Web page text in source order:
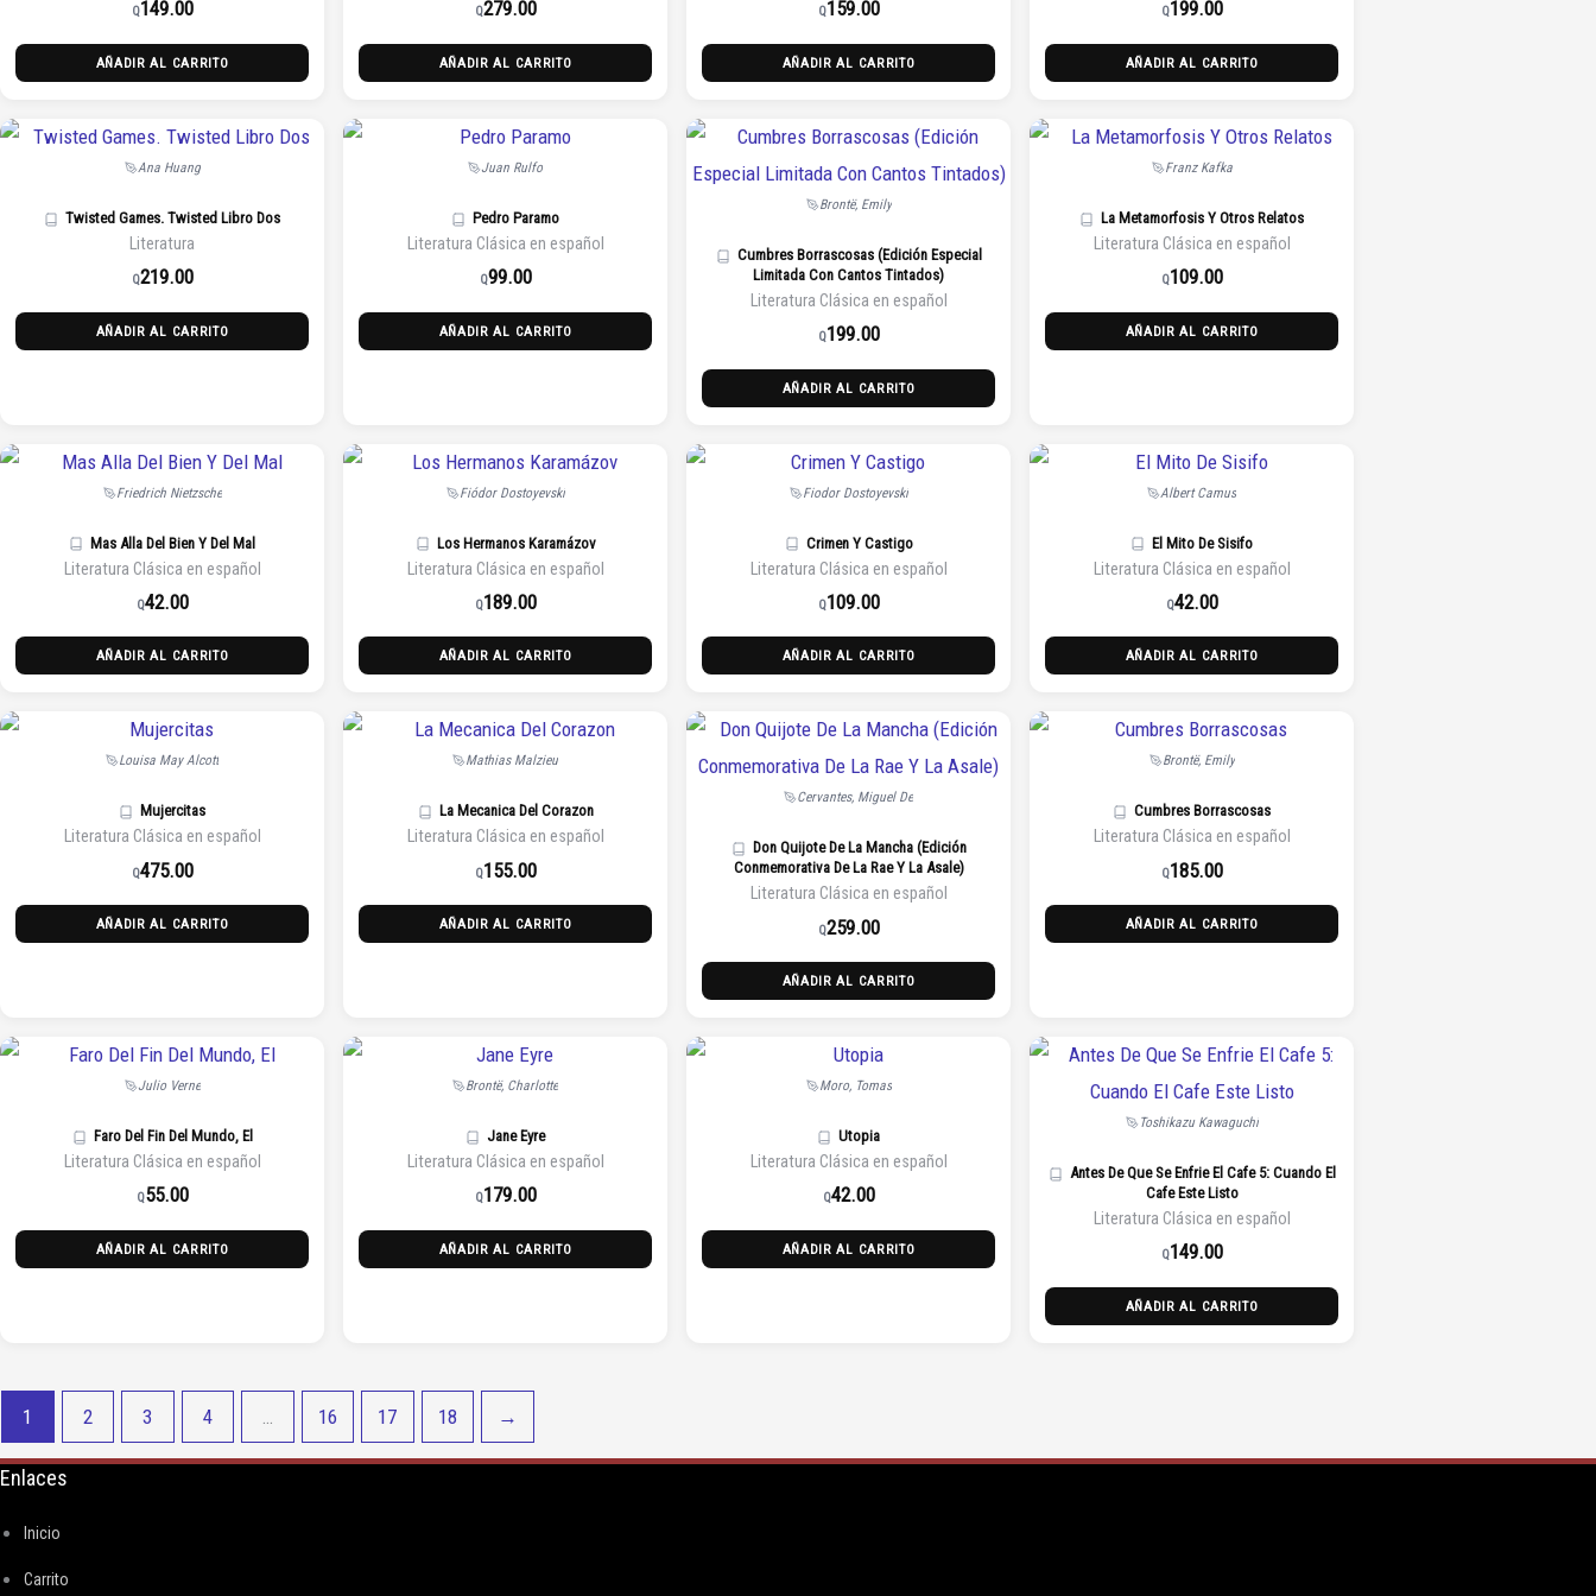
Q149.00
AÑADIR AL CARRITO
Q279.00
AÑADIR AL CARRITO
Q159.00
AÑADIR AL CARRITO
Q199.00
AÑADIR AL CARRITO
Ana Huang
Twisted Games. Twisted Libro Dos
Literatura
Q219.00
AÑADIR AL CARRITO
Juan Rulfo
Pedro Paramo
Literatura Clásica en español
Q99.00
AÑADIR AL CARRITO
Brontë, Emily
Cumbres Borrascosas (Edición Especial
Limitada Con Cantos Tintados)
Literatura Clásica en español
Q199.00
AÑADIR AL CARRITO
Franz Kafka
La Metamorfosis Y Otros Relatos
Literatura Clásica en español
Q109.00
AÑADIR AL CARRITO
Friedrich Nietzsche
Mas Alla Del Bien Y Del Mal
Literatura Clásica en español
Q42.00
AÑADIR AL CARRITO
Fiódor Dostoyevski
Los Hermanos Karamázov
Literatura Clásica en español
Q189.00
AÑADIR AL CARRITO
Fiodor Dostoyevski
Crimen Y Castigo
Literatura Clásica en español
Q109.00
AÑADIR AL CARRITO
Albert Camus
El Mito De Sisifo
Literatura Clásica en español
Q42.00
AÑADIR AL CARRITO
Louisa May Alcott
Mujercitas
Literatura Clásica en español
Q475.00
AÑADIR AL CARRITO
Mathias Malzieu
La Mecanica Del Corazon
Literatura Clásica en español
Q155.00
AÑADIR AL CARRITO
Cervantes, Miguel De
Don Quijote De La Mancha (Edición
Conmemorativa De La Rae Y La Asale)
Literatura Clásica en español
Q259.00
AÑADIR AL CARRITO
Brontë, Emily
Cumbres Borrascosas
Literatura Clásica en español
Q185.00
AÑADIR AL CARRITO
Julio Verne
Faro Del Fin Del Mundo, El
Literatura Clásica en español
Q55.00
AÑADIR AL CARRITO
Brontë, Charlotte
Jane Eyre
Literatura Clásica en español
Q179.00
AÑADIR AL CARRITO
Moro, Tomas
Utopia
Literatura Clásica en español
Q42.00
AÑADIR AL CARRITO
Toshikazu Kawaguchi
Antes De Que Se Enfrie El Cafe 5: Cuando El
Cafe Este Listo
Literatura Clásica en español
Q149.00
AÑADIR AL CARRITO
1 2 3 4 16 17 18 →
Enlaces
Inicio
Carrito